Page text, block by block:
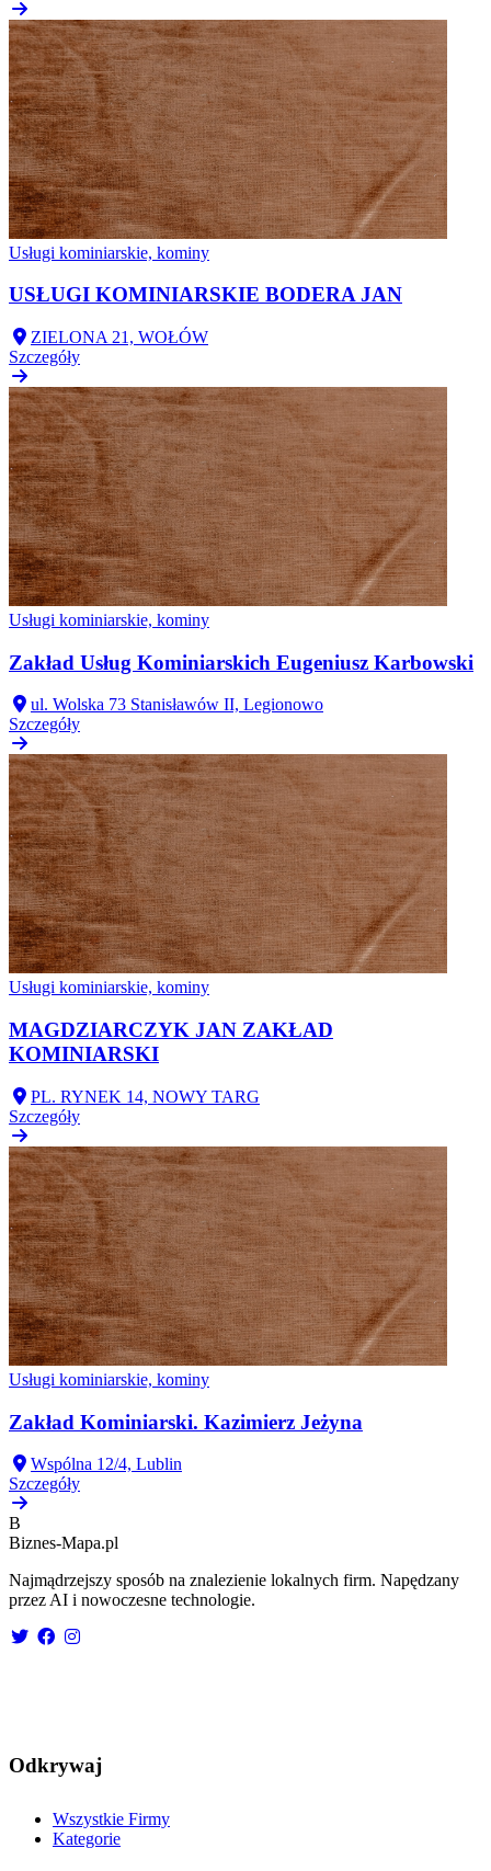
Usługi kominiarskie, kominy
USŁUGI KOMINIARSKIE BODERA JAN
ZIELONA 21, WOŁÓW
Szczegóły
Usługi kominiarskie, kominy
Zakład Usług Kominiarskich Eugeniusz Karbowski
ul. Wolska 73 Stanisławów II, Legionowo
Szczegóły
Usługi kominiarskie, kominy
MAGDZIARCZYK JAN ZAKŁAD
KOMINIARSKI
PL. RYNEK 14, NOWY TARG
Szczegóły
Usługi kominiarskie, kominy
Zakład Kominiarski. Kazimierz Jeżyna
Wspólna 12/4, Lublin
Szczegóły
B
Biznes-Mapa.pl
Najmądrzejszy sposób na znalezienie lokalnych firm. Napędzany
przez AI i nowoczesne technologie.
Odkrywaj
Wszystkie Firmy
Kategorie